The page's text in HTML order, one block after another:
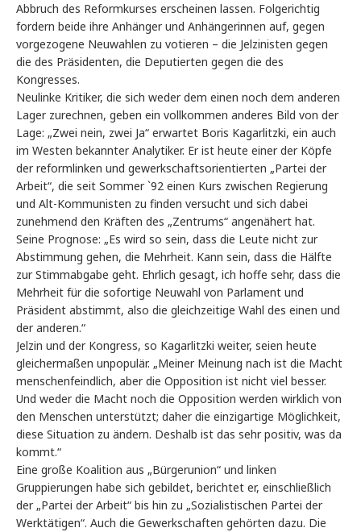
Abbruch des Reformkurses erscheinen lassen. Folgerichtig
fordern beide ihre Anhänger und Anhängerinnen auf, gegen
vorgezogene Neuwahlen zu votieren – die Jelzinisten gegen
die des Präsidenten, die Deputierten gegen die des
Kongresses.
Neulinke Kritiker, die sich weder dem einen noch dem anderen
Lager zurechnen, geben ein vollkommen anderes Bild von der
Lage: „Zwei nein, zwei Ja“ erwartet Boris Kagarlitzki, ein auch
im Westen bekannter Analytiker. Er ist heute einer der Köpfe
der reformlinken und gewerkschaftsorientierten „Partei der
Arbeit“, die seit Sommer `92 einen Kurs zwischen Regierung
und Alt-Kommunisten zu finden versucht und sich dabei
zunehmend den Kräften des „Zentrums“ angenähert hat.
Seine Prognose: „Es wird so sein, dass die Leute nicht zur
Abstimmung gehen, die Mehrheit. Kann sein, dass die Hälfte
zur Stimmabgabe geht. Ehrlich gesagt, ich hoffe sehr, dass die
Mehrheit für die sofortige Neuwahl von Parlament und
Präsident abstimmt, also die gleichzeitige Wahl des einen und
der anderen.“
Jelzin und der Kongress, so Kagarlitzki weiter, seien heute
gleichermaßen unpopulär. „Meiner Meinung nach ist die Macht
menschenfeindlich, aber die Opposition ist nicht viel besser.
Und weder die Macht noch die Opposition werden wirklich von
den Menschen unterstützt; daher die einzigartige Möglichkeit,
diese Situation zu ändern. Deshalb ist das sehr positiv, was da
kommt.“
Eine große Koalition aus „Bürgerunion“ und linken
Gruppierungen habe sich gebildet, berichtet er, einschließlich
der „Partei der Arbeit“ bis hin zu „Sozialistischen Partei der
Werktätigen“. Auch die Gewerkschaften gehörten dazu. Die